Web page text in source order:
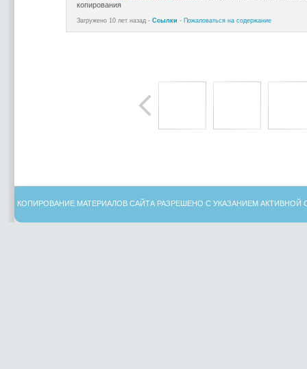
копирования
Загружено 10 лет назад - Ссылки - Пожаловаться на содержание
КОПИРОВАНИЕ МАТЕРИАЛОВ САЙТА РАЗРЕШЕНО С УКАЗАНИЕМ АКТИВНОЙ